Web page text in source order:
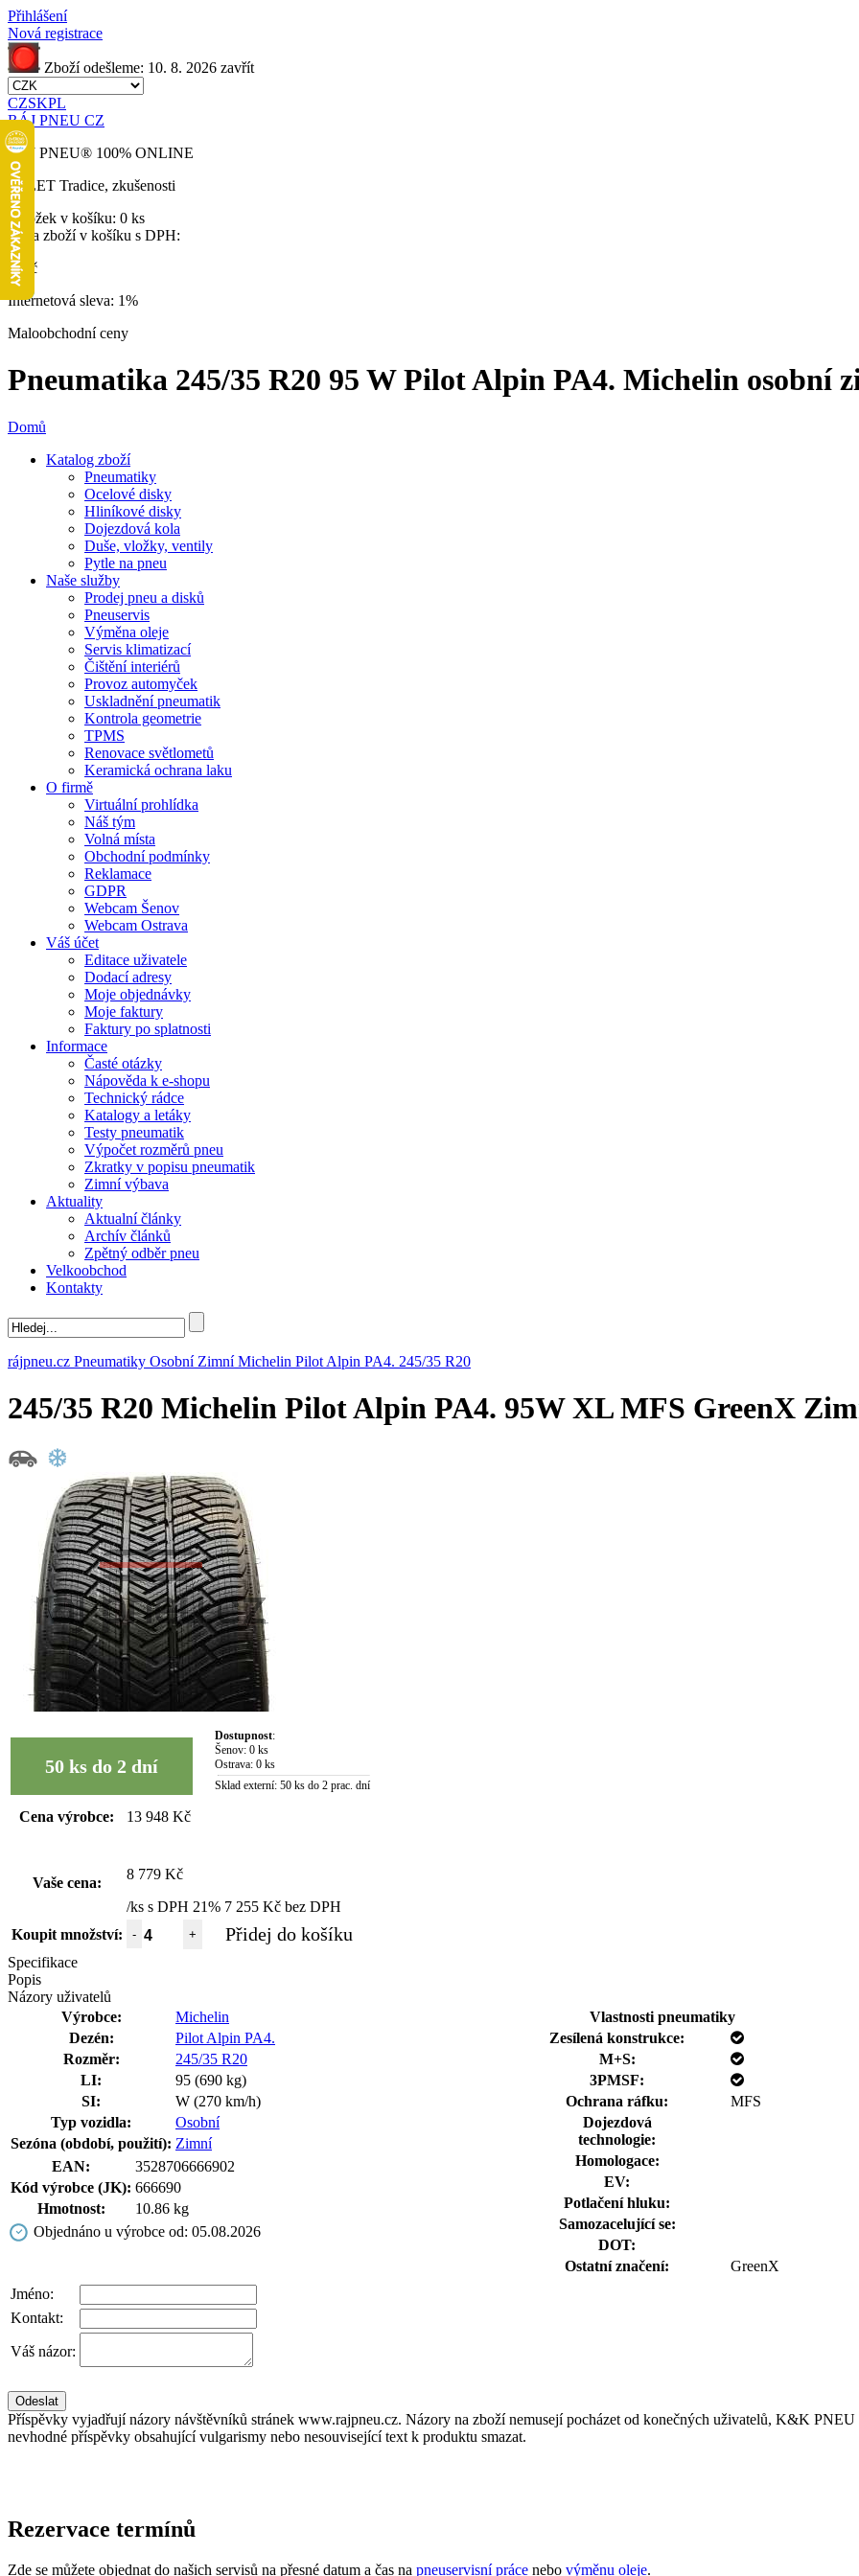
Přihlášení
Nová registrace
Zboží odešleme: 10. 8. 2026 zavřít
CZSKPL
RÁJ PNEU CZ
RÁJ PNEU® 100% ONLINE
32 LET Tradice, zkušenosti
Položek v košíku: 0 ks
Cena zboží v košíku s DPH:
0 Kč
Internetová sleva: 1%
Maloobchodní ceny
Pneumatika 245/35 R20 95 W Pilot Alpin PA4. Michelin osobní
Domů
Katalog zboží
Pneumatiky
Ocelové disky
Hliníkové disky
Dojezdová kola
Duše, vložky, ventily
Pytle na pneu
Naše služby
Prodej pneu a disků
Pneuservis
Výměna oleje
Servis klimatizací
Čištění interiérů
Provoz automyček
Uskladnění pneumatik
Kontrola geometrie
TPMS
Renovace světlometů
Keramická ochrana laku
O firmě
Virtuální prohlídka
Náš tým
Volná místa
Obchodní podmínky
Reklamace
GDPR
Webcam Šenov
Webcam Ostrava
Váš účet
Editace uživatele
Dodací adresy
Moje objednávky
Moje faktury
Faktury po splatnosti
Informace
Časté otázky
Nápověda k e-shopu
Technický rádce
Katalogy a letáky
Testy pneumatik
Výpočet rozměrů pneu
Zkratky v popisu pneumatik
Zimní výbava
Aktuality
Aktualní články
Archív článků
Zpětný odběr pneu
Velkoobchod
Kontakty
rájpneu.cz Pneumatiky Osobní Zimní Michelin Pilot Alpin PA4. 245/35 R20
245/35 R20 Michelin Pilot Alpin PA4. 95W XL MFS GreenX
50 ks do 2 dní
Dostupnost:
Šenov: 0 ks
Ostrava: 0 ks
Sklad externí: 50 ks do 2 prac. dní
Cena výrobce: 13 948 Kč
Vaše cena:
8 779 Kč
/ks s DPH 21% 7 255 Kč bez DPH
Koupit množství:
- + Přidej do košíku
Specifikace
Popis
Názory uživatelů
Výrobce:
Michelin
Dezén:
Pilot Alpin PA4.
Rozměr:
245/35 R20
LI:
95 (690 kg)
SI:
W (270 km/h)
Typ vozidla:
Osobní
Sezóna (období, použití): Zimní
EAN:
3528706666902
Kód výrobce (JK): 666690
Hmotnost:
10.86 kg
Objednáno u výrobce od: 05.08.2026
Vlastnosti pneumatiky
Zesílená konstrukce:
M+S:
3PMSF:
Ochrana ráfku:
MFS
Dojezdová
technologie:
Homologace:
EV:
Potlačení hluku:
Samozacelující se:
DOT:
Ostatní značení:
GreenX
Jméno:
Kontakt:
Váš názor:
Příspěvky vyjadřují názory návštěvníků stránek www.rajpneu.cz. Názory na zboží nemusejí pocházet od konečných uživatelů, K&K
nevhodné příspěvky obsahující vulgarismy nebo nesouvisející text k produktu smazat.
Rezervace termínů
Zde se můžete objednat do našich servisů na přesné datum a čas na pneuservisní práce nebo výměnu oleje.